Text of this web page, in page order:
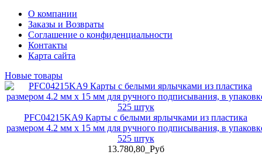
О компании
Заказы и Возвраты
Соглашение о конфиденциальности
Контакты
Карта сайта
Новые товары
PFC04215KA9 Карты с белыми ярлычками из пластика
размером 4.2 мм x 15 мм для ручного подписывания, в
525 штук
13.780,80_Руб